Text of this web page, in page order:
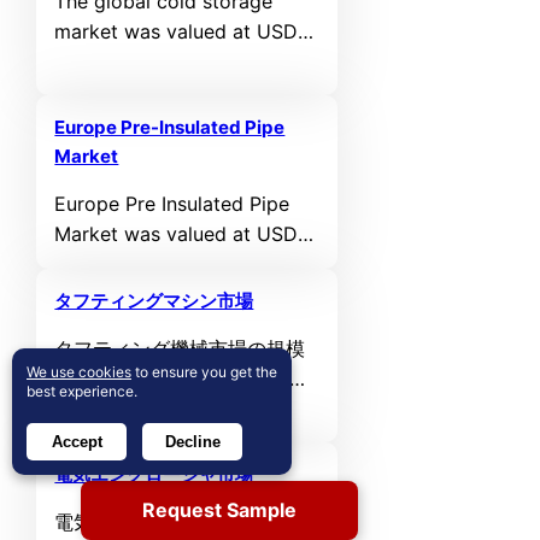
growing at a CAGR of 4.4%
during the forecast period.
market was valued at USD
USD 208,933.94 million by
2032, expanding at a
rate (CAGR) of 4.01% during
the forecast period.
Europe Pre-Insulated Pipe
Market
Europe Pre Insulated Pipe
Market was valued at USD
is anticipated to reach USD
growing at a CAGR of 6.4 %
during the forecast period.
タフティングマシン市場
タフティング機械市場の規模
は2024年に5億1710万米ドル
と評価されており、予測期間
中に年平均成長率5.3%で成長
し、2032年までに7億8163万
米ドルに達すると予想されて
います。
電気エンクロージャ市場
電気エンクロージャ市場の規
Request Sample
We use cookies to ensure you get the
best experience.
Accept Decline